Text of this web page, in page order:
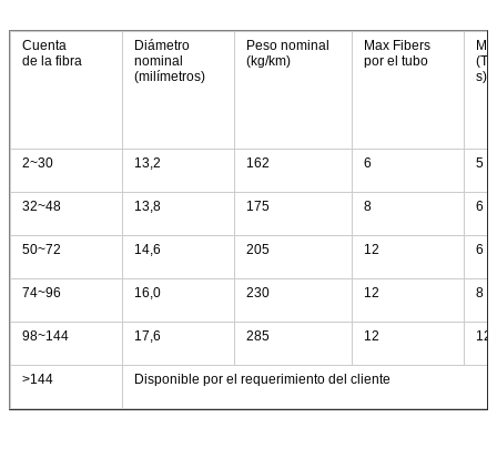
Cuenta
de la fibra
Diámetro
nominal
(milímetros)
Peso nominal
(kg/km)
Max Fibers
por el tubo
s)
2~30 13,2 162 6 5
32~48 13,8 175 8 6
50~72 14,6 205 12 6
74~96 16,0 230 12 8
98~144 17,6 285 12 12
>144 Disponible por el requerimiento del cliente